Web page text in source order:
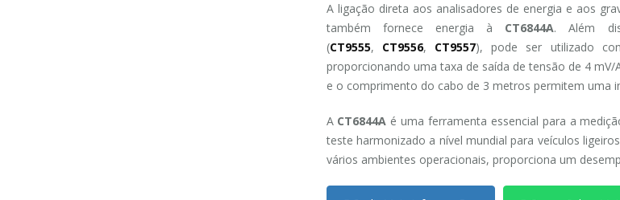
A ligação direta aos analisadores de energia e aos
também fornece energia à CT6844A. Além
(CT9555, CT9556, CT9557), pode ser utilizado
proporcionando uma taxa de saída de tensão de 4
e o comprimento do cabo de 3 metros permitem uma
A CT6844A é uma ferramenta essencial para a
teste harmonizado a nível mundial para veículos
vários ambientes operacionais, proporciona um